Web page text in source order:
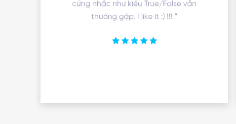
cứng nhắc như kiếu True/False vẫn
thường gặp. I like it :) !!! "